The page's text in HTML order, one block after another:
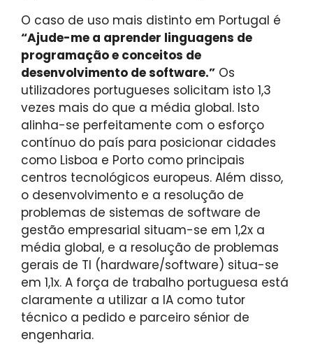
O caso de uso mais distinto em Portugal é
“Ajude-me a aprender linguagens de
programação e conceitos de
desenvolvimento de software.” Os
utilizadores portugueses solicitam isto 1,3
vezes mais do que a média global. Isto
alinha-se perfeitamente com o esforço
contínuo do país para posicionar cidades
como Lisboa e Porto como principais
centros tecnológicos europeus. Além disso,
o desenvolvimento e a resolução de
problemas de sistemas de software de
gestão empresarial situam-se em 1,2x a
média global, e a resolução de problemas
gerais de TI (hardware/software) situa-se
em 1,1x. A força de trabalho portuguesa está
claramente a utilizar a IA como tutor
técnico a pedido e parceiro sénior de
engenharia.